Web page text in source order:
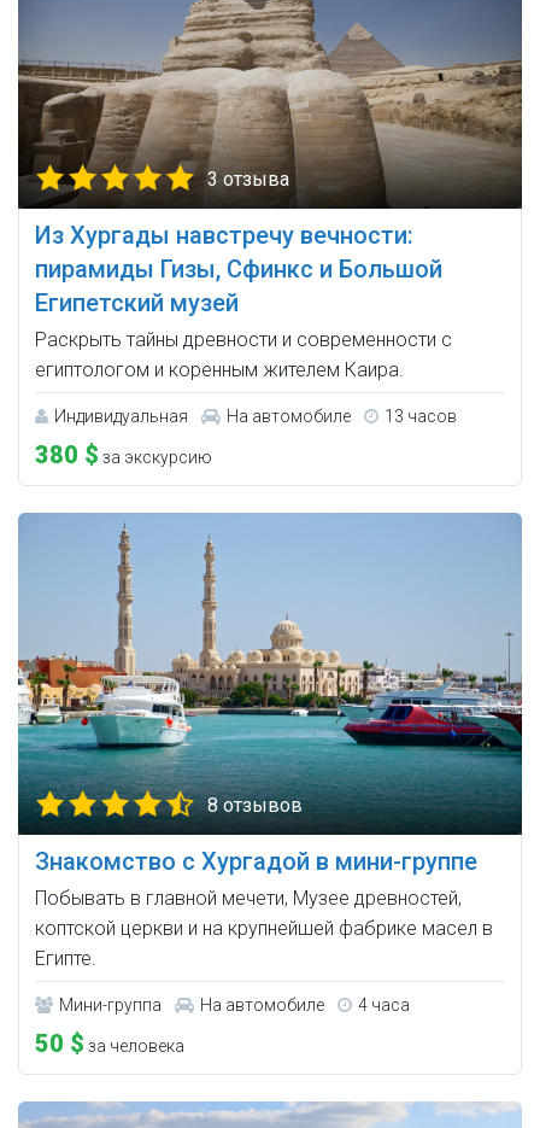
3 отзыва
Из Хургады навстречу вечности:
пирамиды Гизы, Сфинкс и Большой
Египетский музей
Раскрыть тайны древности и современности с
египтологом и коренным жителем Каира.
Индивидуальная На автомобиле 13 часов
380 $ за экскурсию
8 отзывов
Знакомство с Хургадой в мини-группе
Побывать в главной мечети, Музее древностей,
коптской церкви и на крупнейшей фабрике масел в
Египте.
Мини-группа На автомобиле 4 часа
50 $ за человека